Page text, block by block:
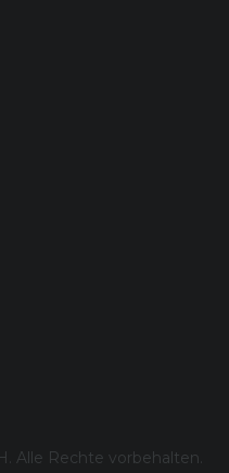
Alle Rechte vorbehalten.